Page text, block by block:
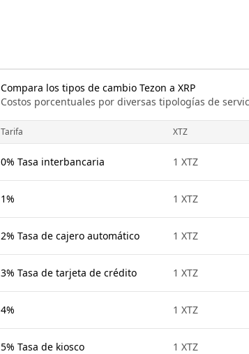
Compara los tipos de cambio Tezon a XRP
Costos porcentuales por diversas tipologías de
Tarifa XTZ
0% Tasa interbancaria 1 XTZ
1% 1 XTZ
2% Tasa de cajero automático 1 XTZ
3% Tasa de tarjeta de crédito 1 XTZ
4% 1 XTZ
5% Tasa de kiosco 1 XTZ